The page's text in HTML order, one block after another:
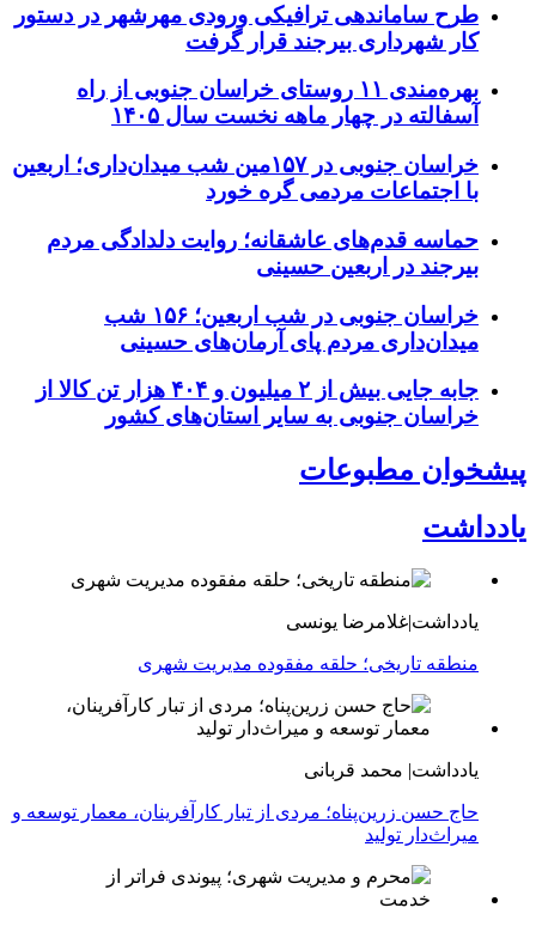
طرح ساماندهی ترافیکی ورودی مهرشهر در دستور
کار شهرداری بیرجند قرار گرفت
بهره‌مندی ۱۱ روستای خراسان جنوبی از راه
آسفالته در چهار ماهه نخست سال ۱۴۰۵
خراسان جنوبی در ۱۵۷مین شب میدان‌داری؛ اربعین
با اجتماعات مردمی گره خورد
حماسه قدم‌های عاشقانه؛ روایت دلدادگی مردم
بیرجند در اربعین حسینی
خراسان جنوبی در شب اربعین؛ ۱۵۶ شب
میدان‌داری مردم پای آرمان‌های حسینی
جابه جایی بیش از ۲ میلیون و ۴۰۴ هزار تن کالا از
خراسان جنوبی به سایر استان‌های کشور
پیشخوان مطبوعات
یادداشت
یادداشت|غلامرضا یونسی
منطقه تاریخی؛ حلقه مفقوده مدیریت شهری
یادداشت| محمد قربانی
حاج حسن زرین‌پناه؛ مردی از تبار کارآفرینان، معمار توسعه و
میراث‌دار تولید